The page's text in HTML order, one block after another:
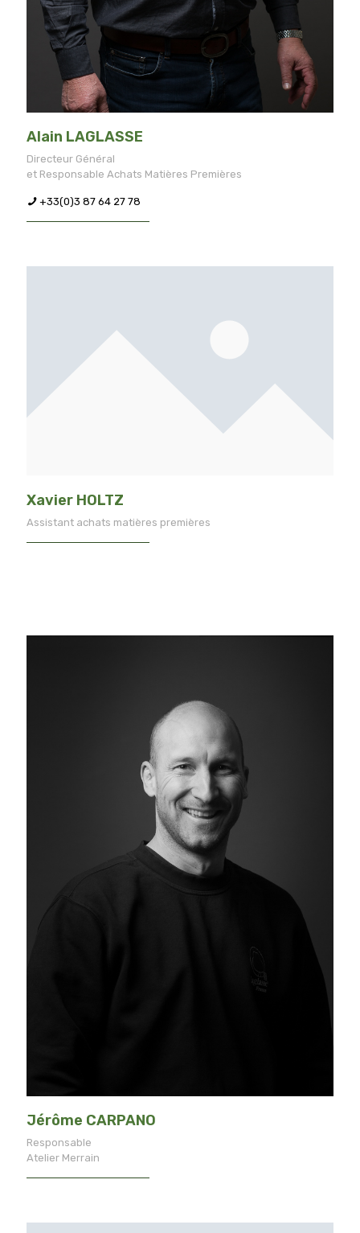
Alain LAGLASSE
Directeur Général
et Responsable Achats Matières Premières
+33(0)3 87 64 27 78
Xavier HOLTZ
Assistant achats matières premières
Jérôme CARPANO
Responsable
Atelier Merrain